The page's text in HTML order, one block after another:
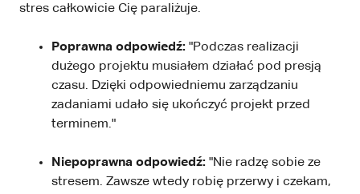
stres całkowicie Cię paraliżuje.
Poprawna odpowiedź: "Podczas realizacji
dużego projektu musiałem działać pod presją
czasu. Dzięki odpowiedniemu zarządzaniu
zadaniami udało się ukończyć projekt przed
terminem."
Niepoprawna odpowiedź: "Nie radzę sobie ze
stresem. Zawsze wtedy robię przerwy i czekam,